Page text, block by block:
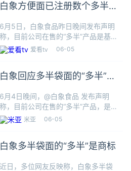
多了半桶。然而，仔细查看
白象方便面已注册数个多半相
6月5日，白象食品昨日晚间发布声明
称，目前公司在售的“多半”产品是基于
原70克面饼基础上推出的110-120克面
饼的大份量产品。“多一半”是基于原60
费者致歉并将尽
爱看tv 06-05
白象回应多半袋面的“多半”是
6月4日晚间，@白象食品 发布声明
称，目前公司在售的“多半”产品，是基
于原70克面饼基础上推出的110-120克
面饼的大份量产品。“多一半”是基于原
半”商标申请
米亚 06-05
白象多半袋面的“多半”是商标
近日，多位网友反映称，白象多半袋